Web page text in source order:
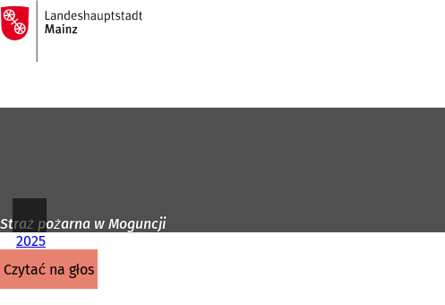
Przejdź do treści
Do
strony
głównej
Straż pożarna w Moguncji
2025
czytać na głos